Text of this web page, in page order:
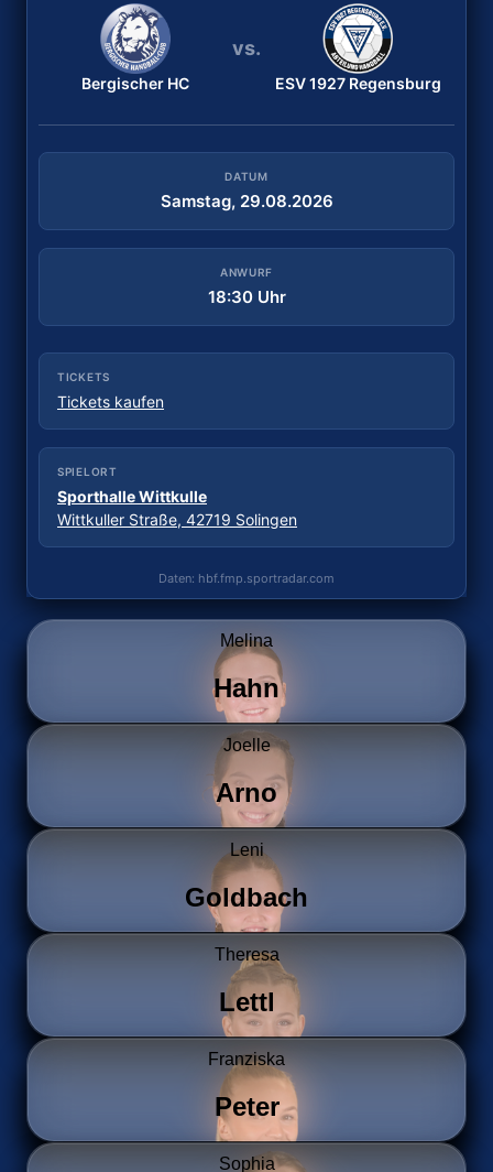
Bergischer HC
vs.
ESV 1927 Regensburg
DATUM
Samstag, 29.08.2026
ANWURF
18:30 Uhr
TICKETS
Tickets kaufen
SPIELORT
Sporthalle Wittkulle
Wittkuller Straße, 42719 Solingen
Daten: hbf.fmp.sportradar.com
ESV 1927 Regensburg
vs.
TuS Lintfort
DATUM
Samstag, 05.09.2026
ANWURF
18:00 Uhr
Dechbettener Brücke 2, 93051 Regensburg
Daten: hbf.fmp.sportradar.com
Melina
Hahn
Joelle
Arno
Leni
Goldbach
Theresa
Lettl
Franziska
Peter
Sophia